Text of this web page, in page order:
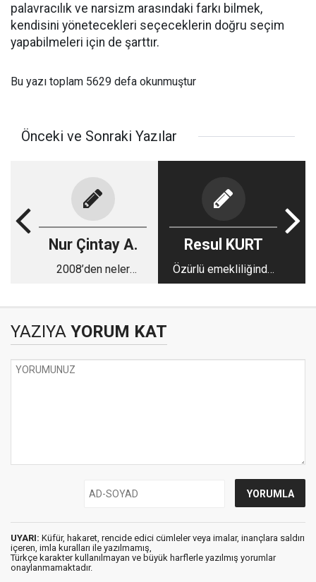
palavracılık ve narsizm arasındaki farkı bilmek,
kendisini yönetecekleri seçeceklerin doğru seçim
yapabilmeleri için de şarttır.
Bu yazı toplam 5629 defa okunmuştur
Önceki ve Sonraki Yazılar
Nur Çintay A.
2008’den neler
Resul KURT
Özürlü emekliliğinde
yaş şartı yok
YAZIYA YORUM KAT
UYARI: Küfür, hakaret, rencide edici cümleler veya imalar, inançlara saldırı
içeren, imla kuralları ile yazılmamış,
Türkçe karakter kullanılmayan ve büyük harflerle yazılmış yorumlar
onaylanmamaktadır.